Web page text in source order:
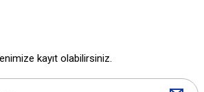
kayıt olabilirsiniz.